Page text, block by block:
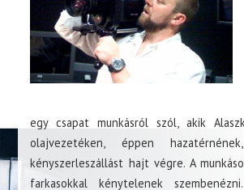
egy csapat munkásról szól, akik
olajvezetéken, éppen
kényszerleszállást hajt végre. A
farkasokkal kénytelenek